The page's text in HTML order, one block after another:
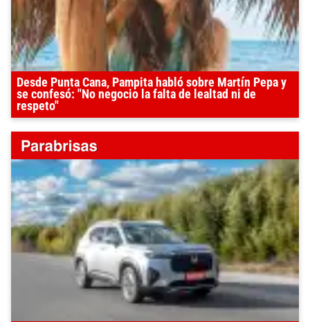
Desde Punta Cana, Pampita habló sobre Martín Pepa y
se confesó: "No negocio la falta de lealtad ni de
respeto"